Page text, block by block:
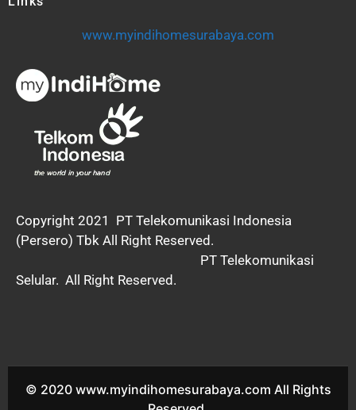
www.myindihomesurabaya.com
Copyright 2021
PT Telekomunikasi Indonesia
(Persero) Tbk All Right Reserved.
PT Telekomunikasi
Selular. All Right Reserved.
© 2020 www.myindihomesurabaya.com All Rights